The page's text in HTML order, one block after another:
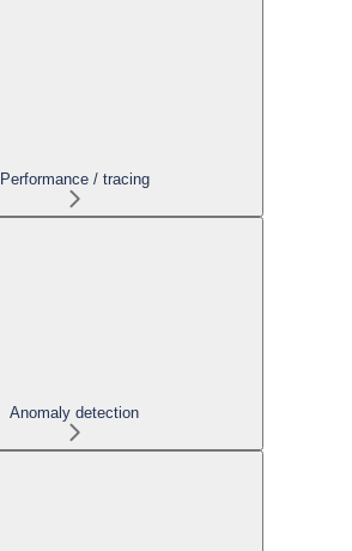
Performance / tracing
Anomaly detection